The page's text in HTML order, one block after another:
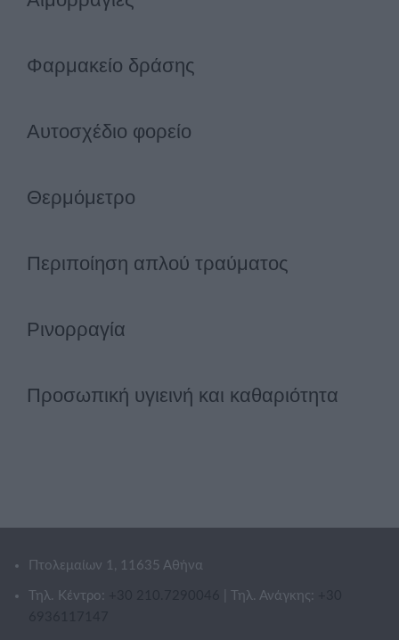
Φαρμακείο δράσης
Αυτοσχέδιο φορείο
Θερμόμετρο
Περιποίηση απλού τραύματος
Ρινορραγία
Προσωπική υγιεινή και καθαριότητα
Πτολεμαίων 1, 11635 Αθήνα
Τηλ. Κέντρο: | Τηλ. Ανάγκης: